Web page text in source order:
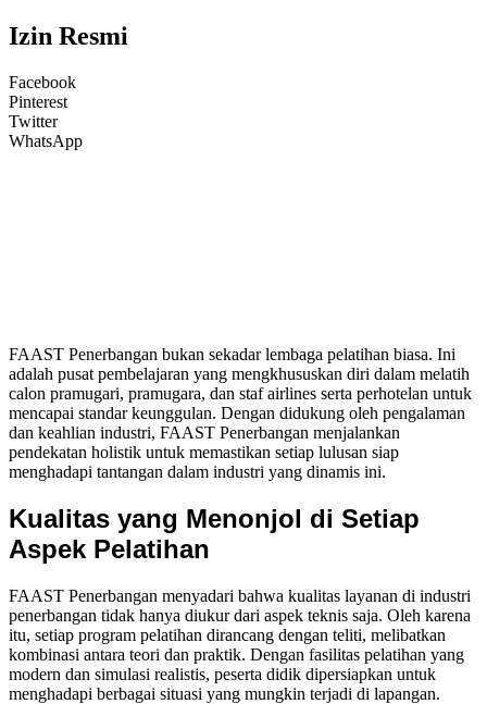
Izin Resmi
Facebook
Pinterest
Twitter
WhatsApp
FAAST Penerbangan bukan sekadar lembaga pelatihan biasa. Ini
adalah pusat pembelajaran yang mengkhususkan diri dalam melatih
calon pramugari, pramugara, dan staf airlines serta perhotelan untuk
mencapai standar keunggulan. Dengan didukung oleh pengalaman
dan keahlian industri, FAAST Penerbangan menjalankan
pendekatan holistik untuk memastikan setiap lulusan siap
menghadapi tantangan dalam industri yang dinamis ini.
Kualitas yang Menonjol di Setiap
Aspek Pelatihan
FAAST Penerbangan menyadari bahwa kualitas layanan di industri
penerbangan tidak hanya diukur dari aspek teknis saja. Oleh karena
itu, setiap program pelatihan dirancang dengan teliti, melibatkan
kombinasi antara teori dan praktik. Dengan fasilitas pelatihan yang
modern dan simulasi realistis, peserta didik dipersiapkan untuk
menghadapi berbagai situasi yang mungkin terjadi di lapangan.